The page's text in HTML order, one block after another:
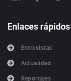
Enlaces rápidos
Entrevistas
Actualidad
Reportajes